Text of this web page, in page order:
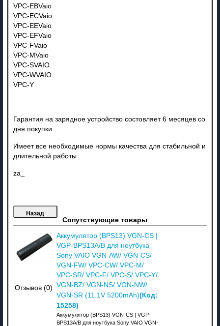
VPC-EBVaio
VPC-ECVaio
VPC-EEVaio
VPC-EFVaio
VPC-FVaio
VPC-MVaio
VPC-SVAIO
VPC-WVAIO
VPC-Y
Гарантия на зарядное устройство состовляет 6 месяцев со
дня покупки
Имеет все необходимые нормы качества для стабильной и
длительной работы
za_
Сопутствующие товары
Отзывов (0)
Аккумулятор (BPS13) VGN-CS |
VGP-BPS13A/B для ноутбука
Sony VAIO VGN-AW/ VGN-CS/
VGN-FW/ VPC-CW/ VPC-M/
VPC-SR/ VPC-F/ VPC-S/ VPC-Y/
VGN-BZ/ VGN-NS/ VGN-NW/
VGN-SR (11.1V 5200mAh)(Код:
15258)
Аккумулятор (BPS13) VGN-CS | VGP-
BPS13A/B для ноутбука Sony VAIO VGN-